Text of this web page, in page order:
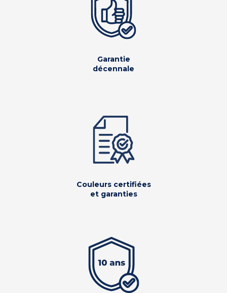
Garantie
décennale
Couleurs certifiées
et garanties